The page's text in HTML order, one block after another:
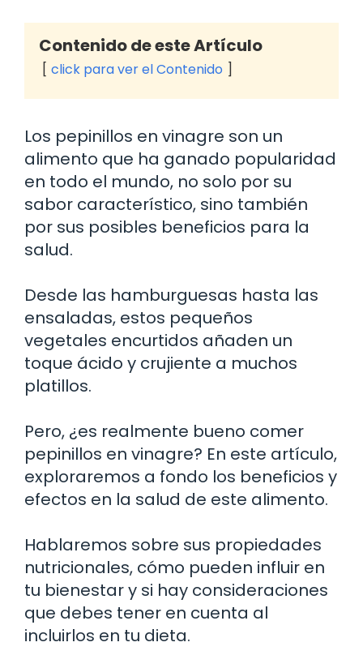
Contenido de este Artículo
click para ver el Contenido
Los pepinillos en vinagre son un
alimento que ha ganado popularidad
en todo el mundo, no solo por su
sabor característico, sino también
por sus posibles beneficios para la
salud.
Desde las hamburguesas hasta las
ensaladas, estos pequeños
vegetales encurtidos añaden un
toque ácido y crujiente a muchos
platillos.
Pero, ¿es realmente bueno comer
pepinillos en vinagre? En este artículo,
exploraremos a fondo los beneficios y
efectos en la salud de este alimento.
Hablaremos sobre sus propiedades
nutricionales, cómo pueden influir en
tu bienestar y si hay consideraciones
que debes tener en cuenta al
incluirlos en tu dieta.